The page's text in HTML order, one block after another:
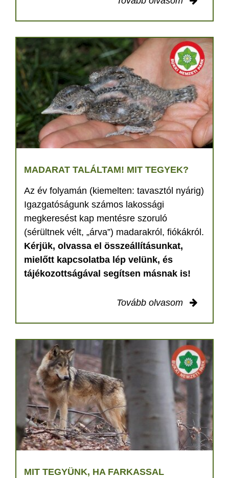
MADARAT TALÁLTAM! MIT TEGYEK?
Az év folyamán (kiemelten: tavasztól nyárig)
Igazgatóságunk számos lakossági
megkeresést kap mentésre szoruló
(sérültnek vélt, „árva”) madarakról, fiókákról.
Kérjük, olvassa el összeállításunkat,
mielőtt kapcsolatba lép velünk, és
tájékozottságával segítsen másnak is!
Tovább olvasom
MIT TEGYÜNK, HA FARKASSAL